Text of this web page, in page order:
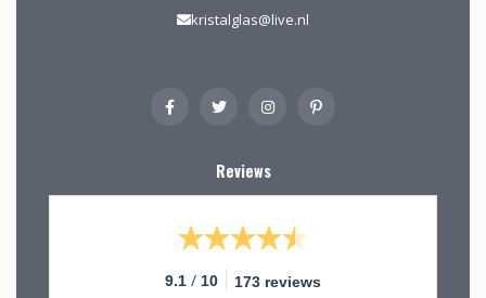
kristalglas@live.nl
Reviews
9.1 / 10 173 reviews